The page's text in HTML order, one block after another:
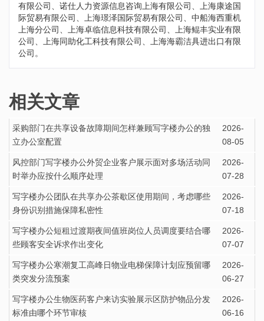
有限公司、诺仕人力资源信息咨询上海有限公司、上海康途国
际贸易有限公司、上海璟泽国际贸易有限公司、中船海西重机
上海分公司、上海卓临信息科技有限公司、上海鲲丰实业有限
公司、上海同助化工科技有限公司、上海海霸洁具进出口有限
公司。
相关文章
采购部门在共享设备故障期间怎样兼顾写字楼办公的独
立办公室配置
2026-
08-05
风控部门写字楼办公外贸企业客户展示面对多场活动同
时举办应按什么顺序处理
2026-
07-28
写字楼办公团队在共享办公茶歇区使用期间，考虑哪些
身份识别措施保障私密性
2026-
07-18
写字楼办公短租过渡期夜间值班岗位人员调度要结合哪
些顾客安全诉求作出变化
2026-
07-07
写字楼办公寒潮复工高峰日物业电梯保障计划应预留哪
类突发分流预案
2026-
06-27
写字楼办公生物医药客户来访实验展示区防护物品分发
标准由哪个环节审核
2026-
06-16